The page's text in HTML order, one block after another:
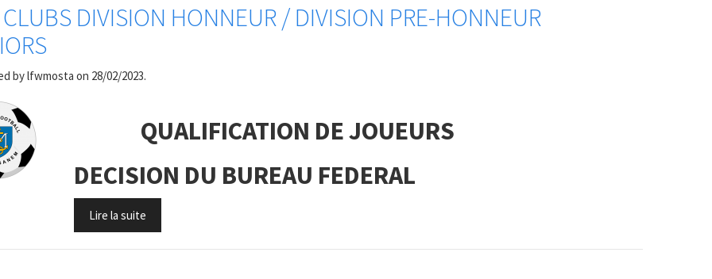
DIVISION HONNEUR / DIVISION PRE-HONNEUR
bylfwmosta on 28/02/2023.
QUALIFICATION DE JOUEURS
DECISION DU BUREAU FEDERAL
Lire la suite